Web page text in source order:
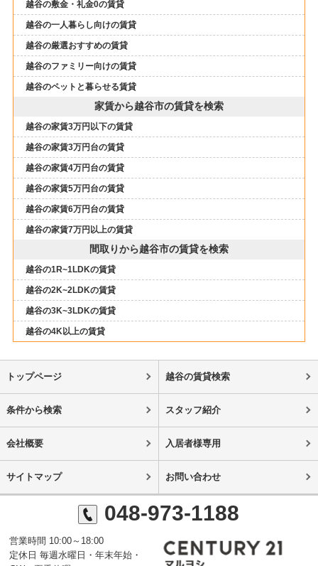
越谷の敷金・礼金0の賃貸
越谷の一人暮らし向けの賃貸
越谷の厳選おすすめの賃貸
越谷のファミリー向けの賃貸
越谷のペットと暮らせる賃貸
家賃から越谷市の賃貸を検索
越谷の家賃3万円以下の賃貸
越谷の家賃3万円台の賃貸
越谷の家賃4万円台の賃貸
越谷の家賃5万円台の賃貸
越谷の家賃6万円台の賃貸
越谷の家賃7万円以上の賃貸
間取りから越谷市の賃貸を検索
越谷の1R~1LDKの賃貸
越谷の2K~2LDKの賃貸
越谷の3K~3LDKの賃貸
越谷の4K以上の賃貸
トップページ 越谷の賃貸検索
条件から検索 スタッフ紹介
会社概要 入居者様専用
サイトマップ お問い合わせ
048-973-1188
営業時間 10:00～18:00
定休日 毎週水曜日・年末年始・